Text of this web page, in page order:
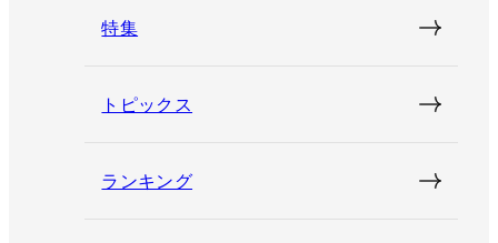
特集
トピックス
ランキング